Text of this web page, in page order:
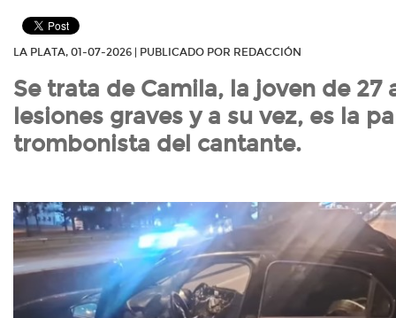
LA PLATA, 01-07-2026 | PUBLICADO POR REDACCIÓN
Se trata de Camila, la joven de 27
lesiones graves y a su vez, es la
trombonista del cantante.